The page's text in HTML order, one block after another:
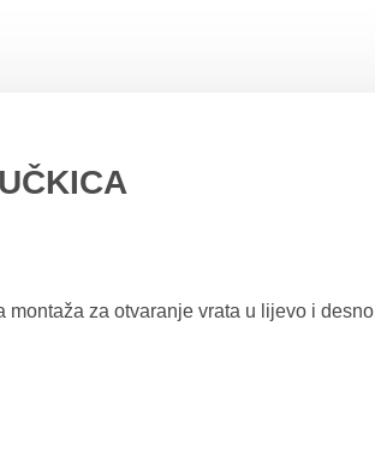
za otvaranje vrata u lijevo i